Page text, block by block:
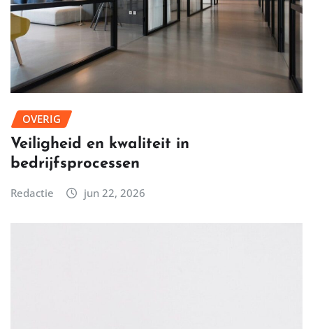
OVERIG
Veiligheid en kwaliteit in
bedrijfsprocessen
Redactie jun 22, 2026